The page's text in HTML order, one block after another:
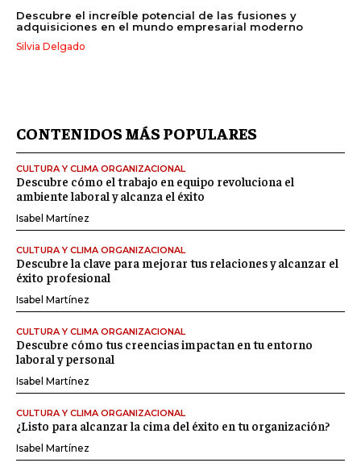
Descubre el increíble potencial de las fusiones y
adquisiciones en el mundo empresarial moderno
Silvia Delgado
CONTENIDOS MÁS POPULARES
CULTURA Y CLIMA ORGANIZACIONAL
Descubre cómo el trabajo en equipo revoluciona el
ambiente laboral y alcanza el éxito
Isabel Martínez
CULTURA Y CLIMA ORGANIZACIONAL
Descubre la clave para mejorar tus relaciones y alcanzar el
éxito profesional
Isabel Martínez
CULTURA Y CLIMA ORGANIZACIONAL
Descubre cómo tus creencias impactan en tu entorno
laboral y personal
Isabel Martínez
CULTURA Y CLIMA ORGANIZACIONAL
¿Listo para alcanzar la cima del éxito en tu organización?
Isabel Martínez